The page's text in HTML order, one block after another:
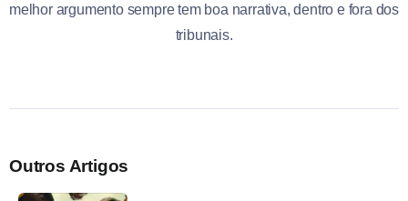
melhor argumento sempre tem boa narrativa, dentro e fora dos
tribunais.
Outros Artigos